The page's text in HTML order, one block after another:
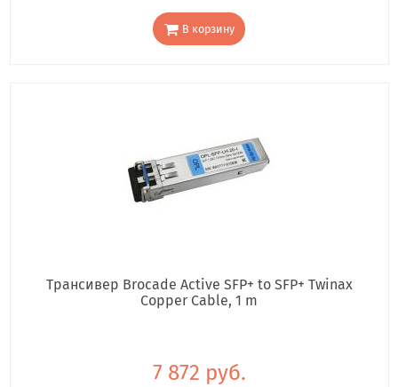
В корзину
Трансивер Brocade Active SFP+ to SFP+ Twinax
Copper Cable, 1 m
7 872 руб.